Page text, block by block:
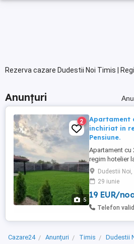
Rezerva cazare Dudestii Noi Timis |
Anunțuri
5
2
Apartament
inchiriat in
Pensiune.
Apartament cu
regim hotelier
La proprietate
care aveti
curte + parc
Se poate
ON. Va
Dudestii
29 iunie
19 EUR/
Telefon
Cazare24 Anunțuri Timis Dudestii